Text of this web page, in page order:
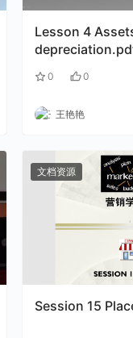
Lesson 4
0 0
王艳艳
文档资源
Session 15